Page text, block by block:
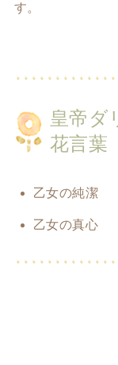
す。
皇帝ダ
花言葉
乙女の純潔
乙女の真心